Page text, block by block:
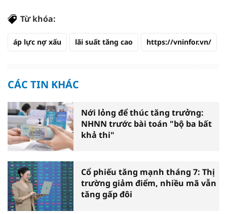
Từ khóa:
áp lực nợ xấu lãi suất tăng cao https://vninfor.vn/
CÁC TIN KHÁC
Nới lỏng để thúc tăng trưởng:
NHNN trước bài toán "bộ ba bất
khả thi"
Cổ phiếu tăng mạnh tháng 7: Thị
trường giảm điểm, nhiều mã vẫn
tăng gấp đôi